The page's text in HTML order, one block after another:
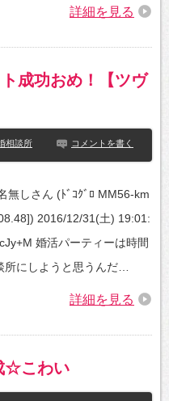
詳細を見る
成功おめ！【ツヴ
相談所 コメントを書く
無しさん (ﾄﾞｺｸﾞﾛ MM56-km
2016/12/31(土) 19:01:
婚活パーティーは時間
所にしようと思うんだ…
詳細を見る
☆こわい